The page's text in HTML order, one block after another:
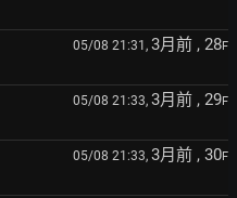
05/08 21:31, 3月前 , 28F
05/08 21:33, 3月前 , 29F
05/08 21:33, 3月前 , 30F